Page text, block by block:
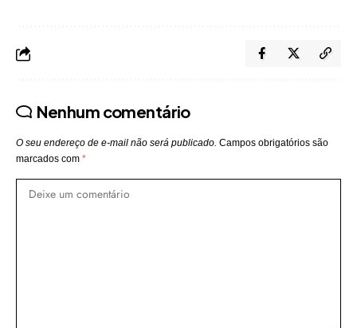
Nenhum comentário
O seu endereço de e-mail não será publicado. Campos obrigatórios são
marcados com *